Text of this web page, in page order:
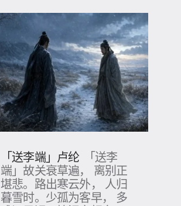
「送李端」卢纶
「送李
端」故关衰草遍， 离别正
堪悲。路出寒云外， 人归
暮雪时。少孤为客早， 多